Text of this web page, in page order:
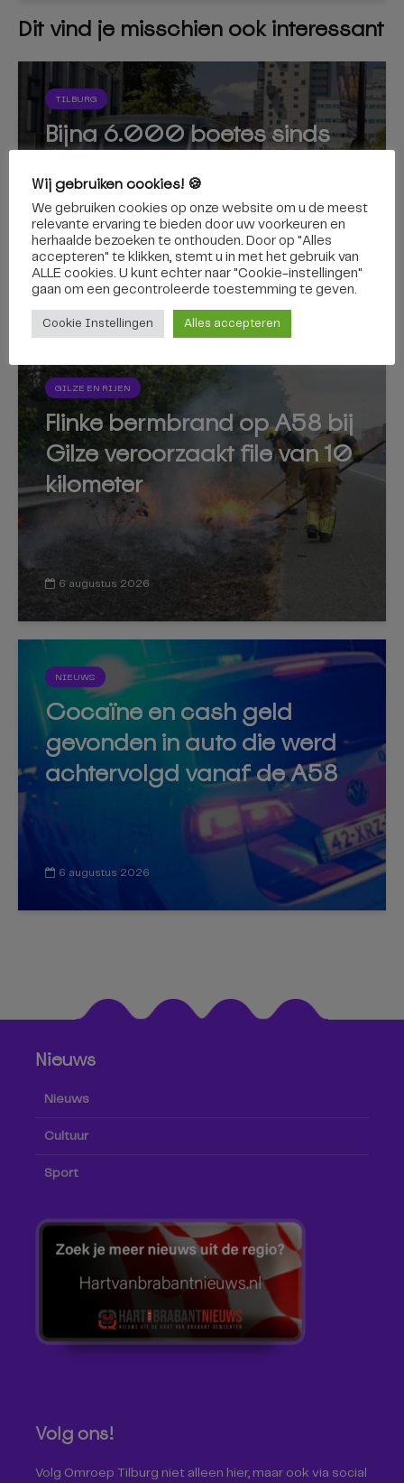
Dit vind je misschien ook interessant
TILBURG
Bijna 6.000 boetes sinds
in Tilburg
6 augustus 2026
GILZE EN RIJEN
Flinke bermbrand op A58 bij
Gilze veroorzaakt file van 10
kilometer
6 augustus 2026
NIEUWS
Cocaïne en cash geld
gevonden in auto die werd
achtervolgd vanaf de A58
6 augustus 2026
Nieuws
Nieuws
Cultuur
Sport
Volg ons!
Volg Omroep Tilburg niet alleen hier, maar ook via social
Wij gebruiken cookies! 🍪
We gebruiken cookies op onze website om u de meest
relevante ervaring te bieden door uw voorkeuren en
herhaalde bezoeken te onthouden. Door op "Alles
accepteren" te klikken, stemt u in met het gebruik van
ALLE cookies. U kunt echter naar "Cookie-instellingen"
gaan om een ​​gecontroleerde toestemming te geven.
Cookie Instellingen Alles accepteren